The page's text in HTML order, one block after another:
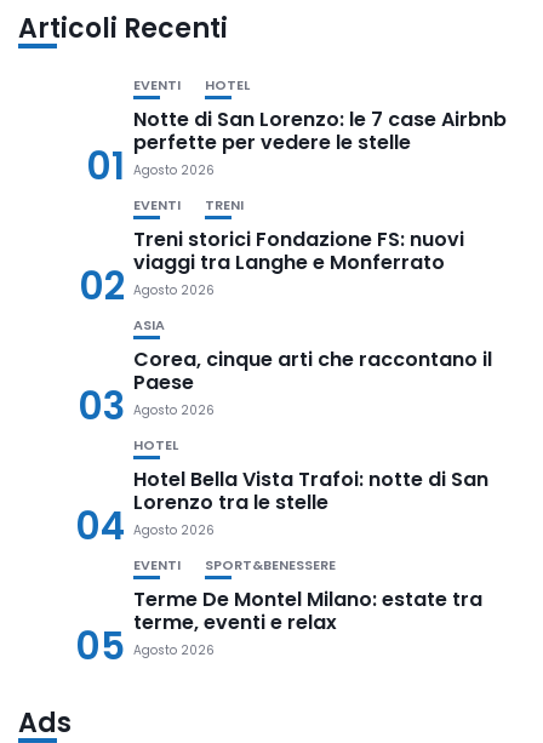
Articoli Recenti
01
EVENTI HOTEL
Notte di San Lorenzo: le 7 case Airbnb
perfette per vedere le stelle
Agosto 2026
02
EVENTI TRENI
Treni storici Fondazione FS: nuovi
viaggi tra Langhe e Monferrato
Agosto 2026
03
ASIA
Corea, cinque arti che raccontano il
Paese
Agosto 2026
04
HOTEL
Hotel Bella Vista Trafoi: notte di San
Lorenzo tra le stelle
Agosto 2026
05
EVENTI SPORT&BENESSERE
Terme De Montel Milano: estate tra
terme, eventi e relax
Agosto 2026
Ads